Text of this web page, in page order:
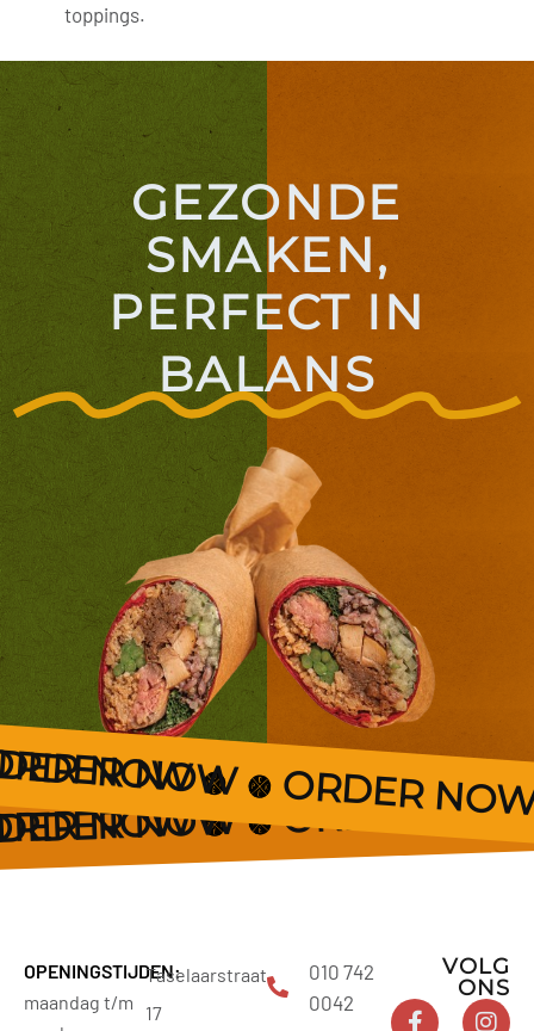
toppings.
GEZONDE
SMAKEN,
PERFECT IN
BALANS
NOWNOW ORDER
NOWNOW ORDER
OPENINGSTIJDEN:
maandag t/m
Taselaarstraat
17
010 742
0042
VOLG
ONS